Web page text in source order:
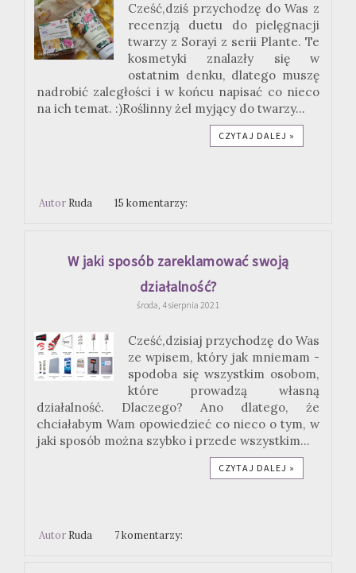
Cześć,dziś przychodzę do Was z
recenzją duetu do pielęgnacji
twarzy z Sorayi z serii Plante. Te
kosmetyki znalazły się w
ostatnim denku, dlatego muszę
nadrobić zaległości i w końcu napisać co nieco
na ich temat. :)Roślinny żel myjący do twarzy...
CZYTAJ DALEJ »
Autor Ruda 15 komentarzy:
W jaki sposób zareklamować swoją
działalność?
środa, 4 sierpnia 2021
Cześć,dzisiaj przychodzę do Was
ze wpisem, który jak mniemam -
spodoba się wszystkim osobom,
które prowadzą własną
działalność. Dlaczego? Ano dlatego, że
chciałabym Wam opowiedzieć co nieco o tym, w
jaki sposób można szybko i przede wszystkim...
CZYTAJ DALEJ »
Autor Ruda 7 komentarzy: